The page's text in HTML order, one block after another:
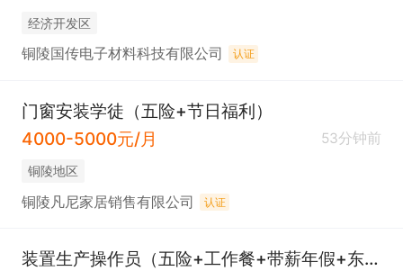
经济开发区
铜陵国传电子材料科技有限公司 认证
门窗安装学徒（五险+节日福利）
4000-5000元/月
53分钟前
铜陵地区
铜陵凡尼家居销售有限公司 认证
装置生产操作员（五险+工作餐+带薪年假+东联镇附近）